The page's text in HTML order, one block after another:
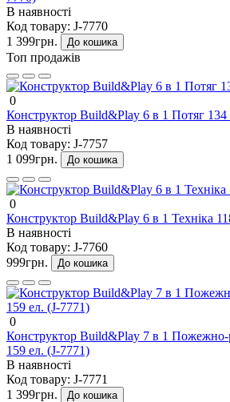
В наявності
Код товару: J-7770
1 399грн.
До кошика
Топ продажів
0
Конструктор Build&Play 6 в 1 Потяг 134
В наявності
Код товару: J-7757
1 099грн.
До кошика
0
Конструктор Build&Play 6 в 1 Техніка
В наявності
Код товару: J-7760
999грн.
До кошика
0
Конструктор Build&Play 7 в 1 Пожежно-
159 ел. (J-7771)
В наявності
Код товару: J-7771
1 399грн.
До кошика